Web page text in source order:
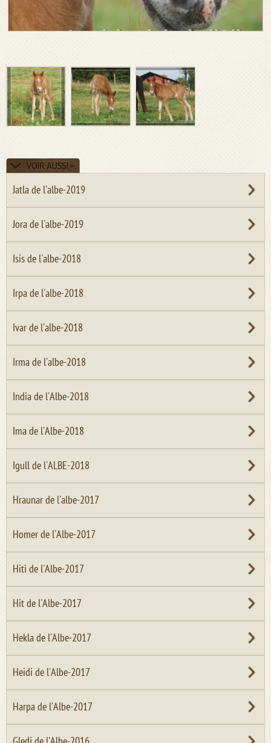
Jatla de l'albe-2019
Jora de l'albe-2019
Isis de l'albe-2018
Irpa de l'albe-2018
Ivar de l'albe-2018
Irma de l'albe-2018
India de l'Albe-2018
Ima de l'Albe-2018
Igull de l'ALBE-2018
Hraunar de l'albe-2017
Homer de l'Albe-2017
Hiti de l'Albe-2017
Hit de l'Albe-2017
Hekla de l'Albe-2017
Heidi de l'Albe-2017
Harpa de l'Albe-2017